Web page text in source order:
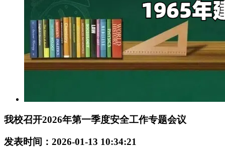
我校召开2026年第一季度安全工作专题会议
发表时间：2026-01-13 10:34:21